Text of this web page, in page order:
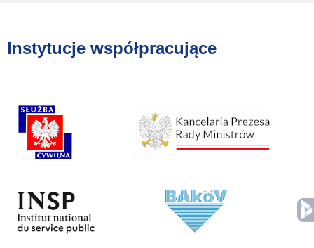
Instytucje współpracujące